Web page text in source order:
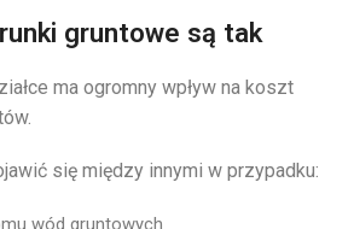
gruntowe są tak
ma ogromny wpływ na koszt
się między innymi w przypadku:
wód gruntowych